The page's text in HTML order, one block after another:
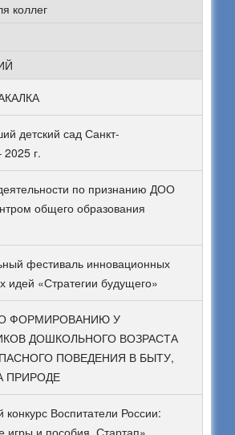
коллег
детский сад Санкт-
2025 г.
по признанию ДОО
общего образования
фестиваль инновационных
идей «Стратегии будущего»
ФОРМИРОВАНИЮ У
ДОШКОЛЬНОГО ВОЗРАСТА
ПОВЕДЕНИЯ В БЫТУ,
ПРИРОДЕ
конкурс Воспитатели России: